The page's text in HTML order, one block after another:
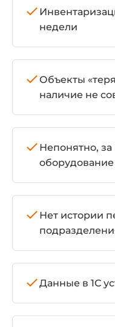
недели
Объекты
наличие не
Непонятно,
оборудование
Нет истории
Данные в 1С